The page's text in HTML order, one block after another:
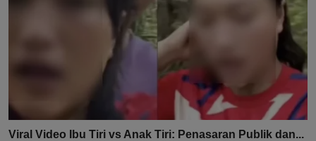
Viral Video Ibu Tiri vs Anak Tiri: Penasaran Publik dan...